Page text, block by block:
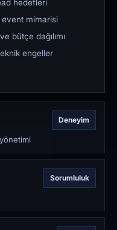
hedefleri
mimarisi
bütçe dağılımı
engeller
Deneyim
Sorumluluk